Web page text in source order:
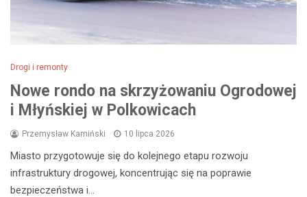
Drogi i remonty
Nowe rondo na skrzyżowaniu Ogrodowej
i Młyńskiej w Polkowicach
Przemysław Kamiński 10 lipca 2026
Miasto przygotowuje się do kolejnego etapu rozwoju
infrastruktury drogowej, koncentrując się na poprawie
bezpieczeństwa i…